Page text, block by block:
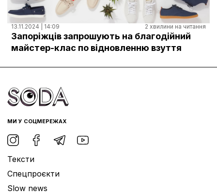
13.11.2024 | 14:09 2 хвилини на читання
Запоріжців запрошують на благодійний
майстер-клас по відновленню взуття
МИ У СОЦМЕРЕЖАХ
Тексти
Спецпроєкти
Slow news